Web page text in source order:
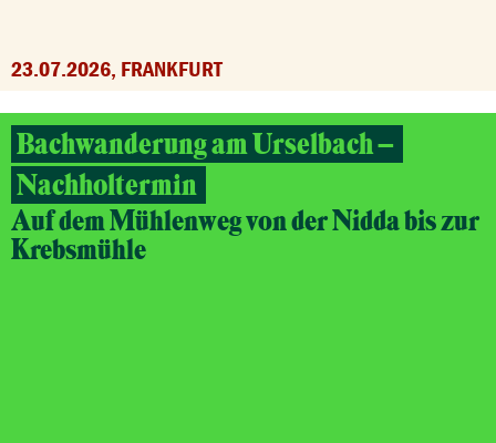
23.07.2026, FRANKFURT
Bachwanderung am Urselbach –
Nachholtermin
Auf dem Mühlenweg von der Nidda bis zur
Krebsmühle